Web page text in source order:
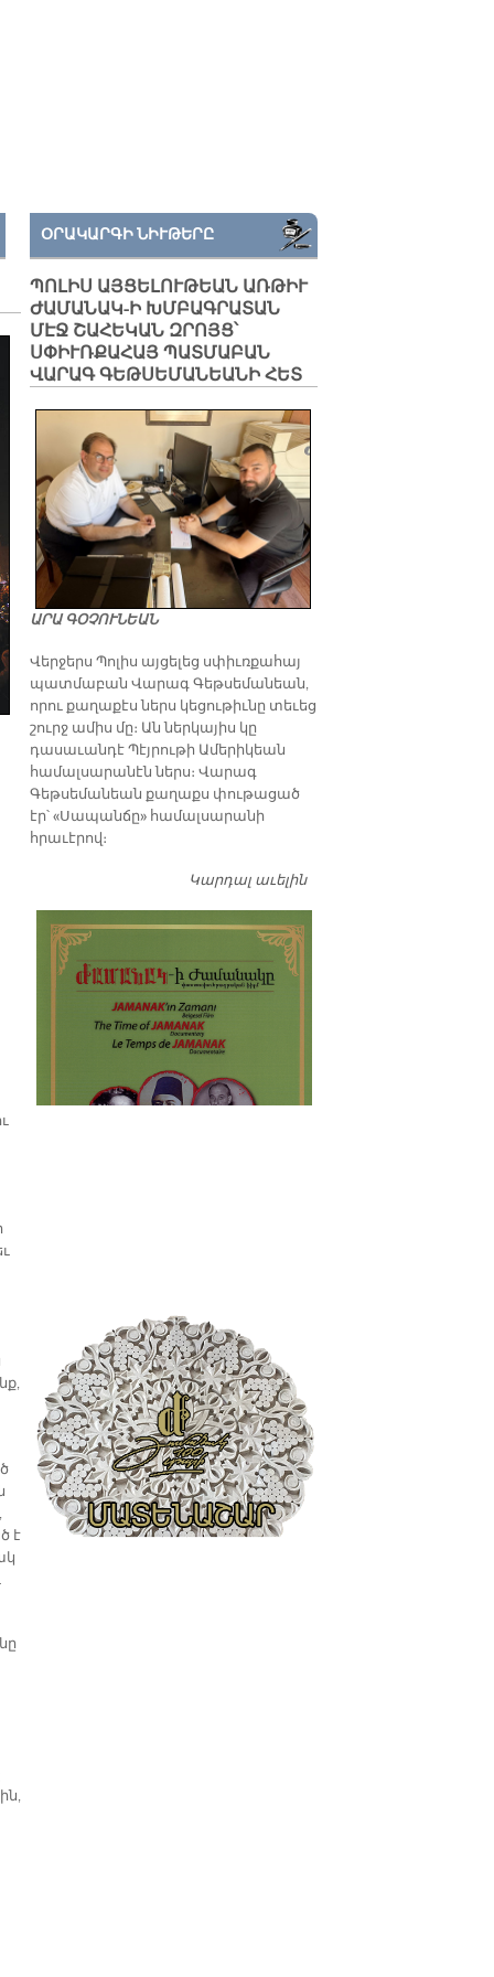
է
ՕՐԱԿԱՐԳԻ ՆԻՒԹԵՐԸ
ՊՈԼԻՍ ԱՅՑԵԼՈՒԹԵԱՆ ԱՌԹԻՒ
ԺԱՄԱՆԱԿ-Ի ԽՄԲԱԳՐԱՏԱՆ
ՄԷՋ ՇԱՀԵԿԱՆ ԶՐՈՅՑ՝
ՍՓԻՒՌՔԱՀԱՅ ՊԱՏՄԱԲԱՆ
ՎԱՐԱԳ ԳԵԹՍԵՄԱՆԵԱՆԻ ՀԵՏ
ԱՐԱ ԳՕՉՈՒՆԵԱՆ
Վերջերս Պոլիս այցելեց սփիւռքահայ
պատմաբան Վարագ Գեթսեմանեան,
որու քաղաքէս ներս կեցութիւնը տեւեց
շուրջ ամիս մը։ Ան ներկայիս կը
դասաւանդէ Պէյրութի Ամերիկեան
համալսարանէն ներս։ Վարագ
Գեթսեմանեան քաղաքս փութացած
էր՝ «Սապանճը» համալսարանի
հրաւէրով։
Կարդալ աւելինՊոլիս այցելութեան